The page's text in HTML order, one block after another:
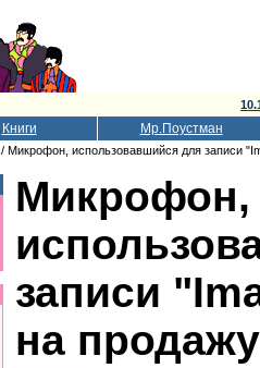
Книги Мр.Поустман
/ Микрофон, использовавшийся для записи
Микрофон,
записи
на продажу